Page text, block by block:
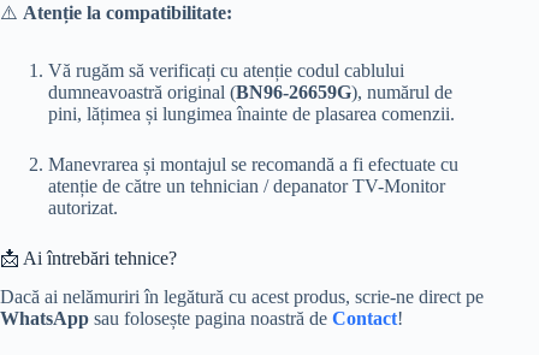
⚠️ Atenție la compatibilitate:
Vă rugăm să verificați cu atenție codul cablului
dumneavoastră original (BN96-26659G), numărul de
pini, lățimea și lungimea înainte de plasarea comenzii.
Manevrarea și montajul se recomandă a fi efectuate cu
atenție de către un tehnician / depanator TV-Monitor
autorizat.
📩 Ai întrebări tehnice?
Dacă ai nelămuriri în legătură cu acest produs, scrie-ne direct pe
WhatsApp sau folosește pagina noastră de Contact!